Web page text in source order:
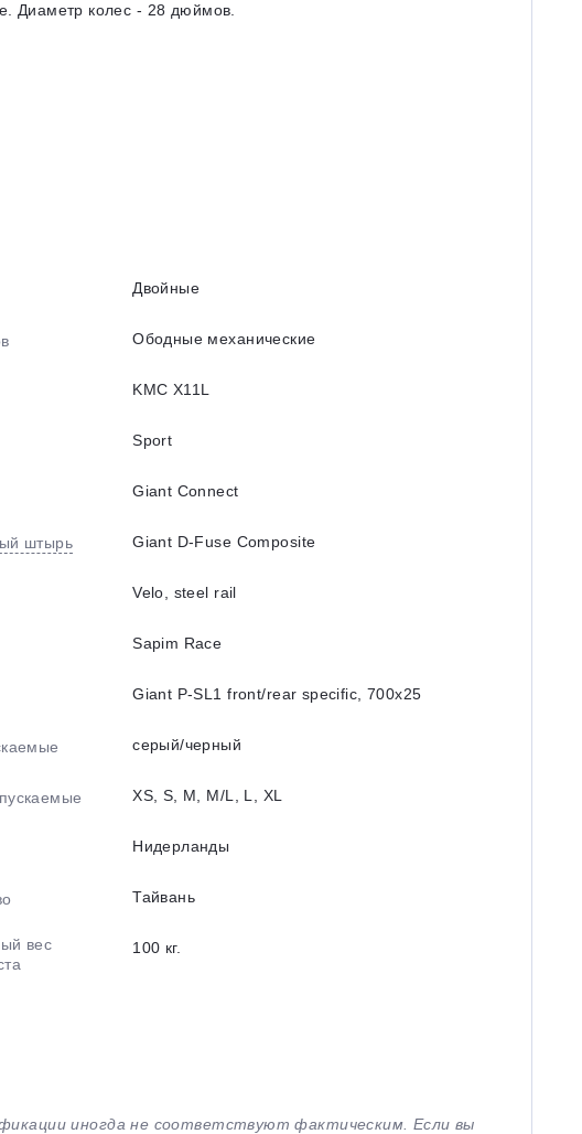
Диаметр колес - 28 дюймов.
Двойные
Ободные механические
KMC X11L
Sport
Giant Connect
штырь Giant D-Fuse Composite
Velo, steel rail
Sapim Race
Giant P-SL1 front/rear specific, 700x25
серый/черный
XS, S, M, M/L, L, XL
Нидерланды
Тайвань
вес
100 кг.
иногда не соответствуют фактическим. Если вы